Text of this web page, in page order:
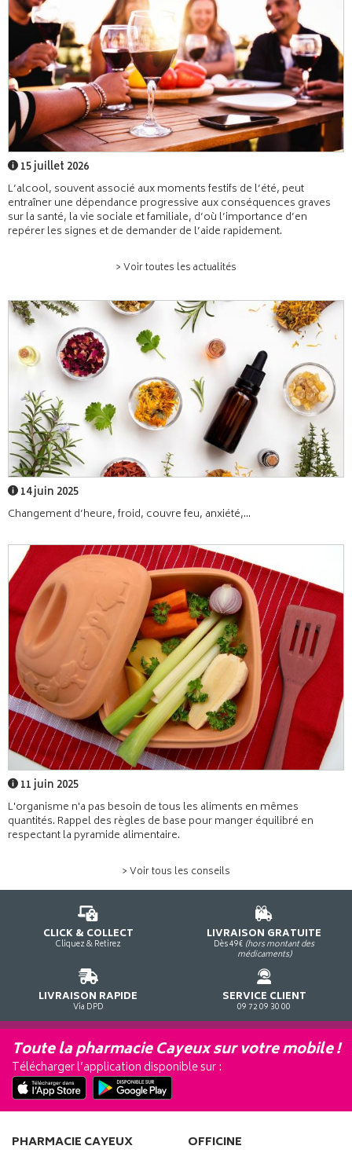
15 juillet 2026
L’alcool, souvent associé aux moments festifs de l’été, peut
entraîner une dépendance progressive aux conséquences graves
sur la santé, la vie sociale et familiale, d’où l’importance d’en
repérer les signes et de demander de l’aide rapidement.
> Voir toutes les actualités
14 juin 2025
Changement d’heure, froid, couvre feu, anxiété,...
11 juin 2025
L'organisme n'a pas besoin de tous les aliments en mêmes
quantités. Rappel des règles de base pour manger équilibré en
respectant la pyramide alimentaire.
> Voir tous les conseils
CLICK & COLLECT
Cliquez & Retirez
LIVRAISON GRATUITE
Dès 49€ (hors montant des
médicaments)
LIVRAISON RAPIDE
Via DPD
SERVICE CLIENT
09 72 09 30 00
Toute la pharmacie Cayeux sur votre mobile !
Télécharger l’application disponible sur :
PHARMACIE CAYEUX OFFICINE